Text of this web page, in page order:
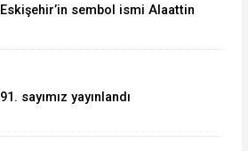
Eskişehir’in sembol ismi Alaattin
91. sayımız yayınlandı